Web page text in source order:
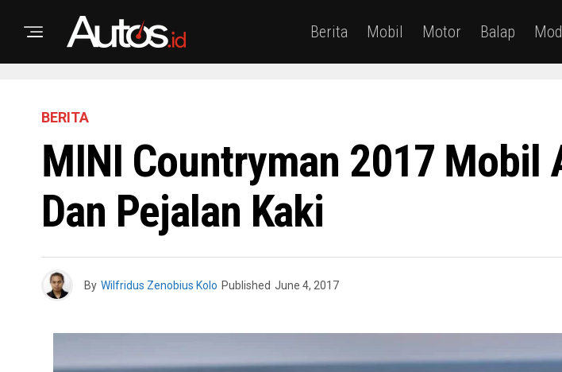
Berita Mobil Motor Balap
BERITA
MINI Countryman 2017 Mobil
Dan Pejalan Kaki
By Wilfridus Zenobius Kolo Published June 4, 2017